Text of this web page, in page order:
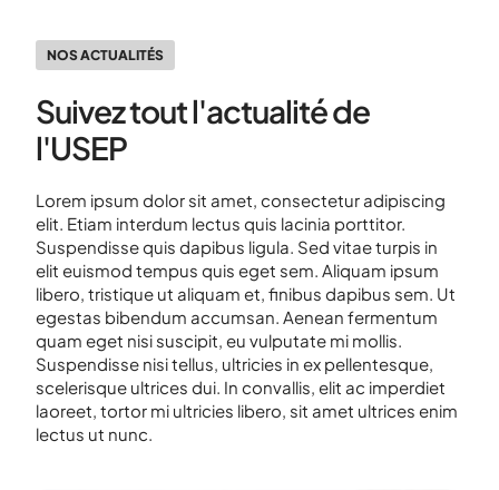
NOS ACTUALITÉS
Suivez tout l'actualité de
l'USEP
Lorem ipsum dolor sit amet, consectetur adipiscing
elit. Etiam interdum lectus quis lacinia porttitor.
Suspendisse quis dapibus ligula. Sed vitae turpis in
elit euismod tempus quis eget sem. Aliquam ipsum
libero, tristique ut aliquam et, finibus dapibus sem. Ut
egestas bibendum accumsan. Aenean fermentum
quam eget nisi suscipit, eu vulputate mi mollis.
Suspendisse nisi tellus, ultricies in ex pellentesque,
scelerisque ultrices dui. In convallis, elit ac imperdiet
laoreet, tortor mi ultricies libero, sit amet ultrices enim
lectus ut nunc.